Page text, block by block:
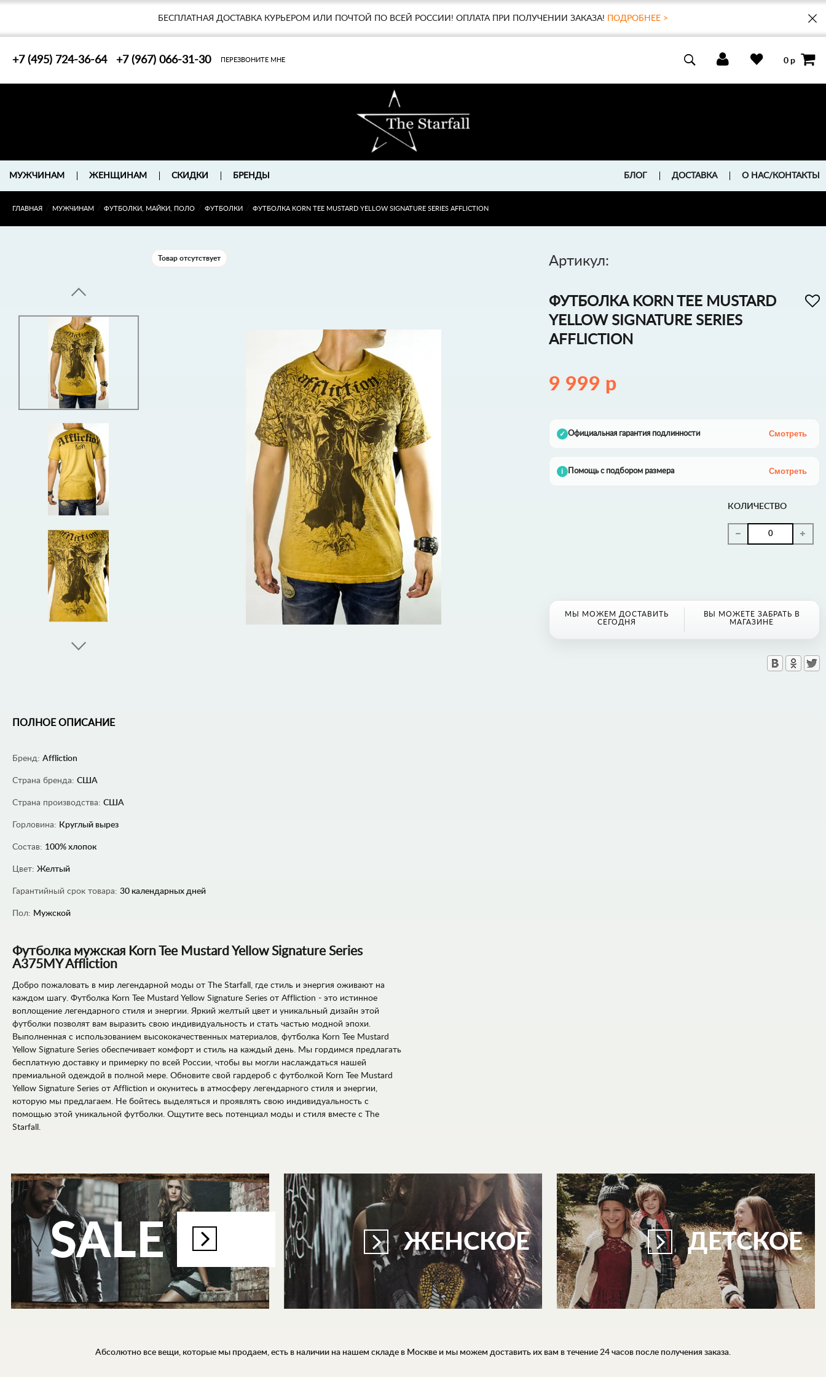
БЕСПЛАТНАЯ ДОСТАВКА КУРЬЕРОМ ИЛИ ПОЧТОЙ ПО ВСЕЙ РОССИИ! ОПЛАТА ПРИ ПОЛУЧЕНИИ ЗАКАЗА! ПОДРОБНЕЕ >
+7 (495) 724-36-64 +7 (967) 066-31-30 ПЕРЕЗВОНИТЕ МНЕ 0 р
МУЖЧИНАМ ЖЕНЩИНАМ СКИДКИ БРЕНДЫ БЛОГ ДОСТАВКА О НАС/КОНТАКТЫ
ГЛАВНАЯ МУЖЧИНАМ ФУТБОЛКИ, МАЙКИ, ПОЛО ФУТБОЛКИ ФУТБОЛКА KORN TEE MUSTARD YELLOW SIGNATURE SERIES AFFLICTION
Товар отсутствует Артикул:
ФУТБОЛКА KORN TEE MUSTARD
YELLOW SIGNATURE SERIES
AFFLICTION
9 999 р
✓ Официальная гарантия подлинности Смотреть
i Помощь с подбором размера Смотреть
КОЛИЧЕСТВО
МЫ МОЖЕМ ДОСТАВИТЬ
СЕГОДНЯ
ВЫ МОЖЕТЕ ЗАБРАТЬ В
МАГАЗИНЕ
ПОЛНОЕ ОПИСАНИЕ
Бренд: Affliction
Страна бренда: США
Страна производства: США
Горловина: Круглый вырез
Состав: 100% хлопок
Цвет: Желтый
Гарантийный срок товара: 30 календарных дней
Пол: Мужской
Футболка мужская Korn Tee Mustard Yellow Signature Series
A375MY Affliction
Добро пожаловать в мир легендарной моды от The Starfall, где стиль и энергия оживают на
каждом шагу. Футболка Korn Tee Mustard Yellow Signature Series от Affliction - это истинное
воплощение легендарного стиля и энергии. Яркий желтый цвет и уникальный дизайн этой
футболки позволят вам выразить свою индивидуальность и стать частью модной эпохи.
Выполненная с использованием высококачественных материалов, футболка Korn Tee Mustard
Yellow Signature Series обеспечивает комфорт и стиль на каждый день. Мы гордимся предлагать
бесплатную доставку и примерку по всей России, чтобы вы могли наслаждаться нашей
премиальной одеждой в полной мере. Обновите свой гардероб с футболкой Korn Tee Mustard
Yellow Signature Series от Affliction и окунитесь в атмосферу легендарного стиля и энергии,
которую мы предлагаем. Не бойтесь выделяться и проявлять свою индивидуальность с
помощью этой уникальной футболки. Ощутите весь потенциал моды и стиля вместе с The
Starfall.
SALE ЖЕНСКОЕ ДЕТСКОЕ
Абсолютно все вещи, которые мы продаем, есть в наличии на нашем складе в Москве и мы можем доставить их вам в течение 24 часов после получения заказа.